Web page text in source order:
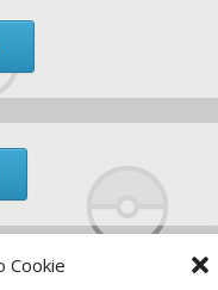
Cookie
Policy